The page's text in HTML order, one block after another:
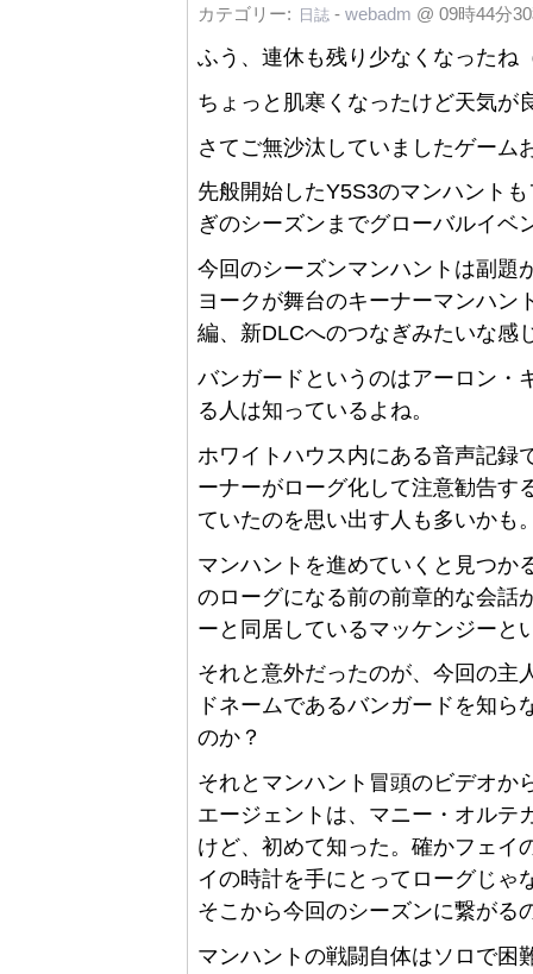
カテゴリー: 日誌 - webadm @ 09時44分
ふう、連休も残り少なくなったね
ちょっと肌寒くなったけど天気
さてご無沙汰していましたゲーム
先般開始したY5S3のマンハント
ぎのシーズンまでグローバルイベ
今回のシーズンマンハントは副題
ヨークが舞台のキーナーマンハン
編、新DLCへのつなぎみたいな感
バンガードというのはアーロン・
る人は知っているよね。
ホワイトハウス内にある音声記録
ーナーがローグ化して注意勧告す
ていたのを思い出す人も多いかも
マンハントを進めていくと見つか
のローグになる前の前章的な会話
ーと同居しているマッケンジーと
それと意外だったのが、今回の主
ドネームであるバンガードを知
のか？
それとマンハント冒頭のビデオか
エージェントは、マニー・オルテ
けど、初めて知った。確かフェイ
イの時計を手にとってローグじゃ
そこから今回のシーズンに繋がる
マンハントの戦闘自体はソロで困